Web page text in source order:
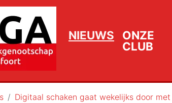
NIEUWS
ONZE
CLUB
Digitaal schaken gaat wekelijks door